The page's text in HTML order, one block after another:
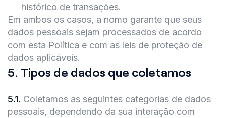
histórico de transações.
Em ambos os casos, a nomo garante que seus
dados pessoais sejam processados de acordo
com esta Política e com as leis de proteção de
dados aplicáveis.
5. Tipos de dados que coletamos
5.1. Coletamos as seguintes categorias de dados
pessoais, dependendo da sua interação com